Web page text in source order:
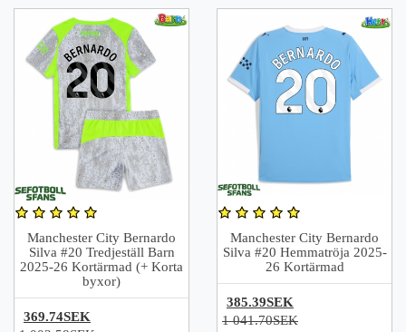
Manchester City Bernardo
Silva #20 Tredjeställ Barn
2025-26 Kortärmad (+ Korta
byxor)
369.74SEK
Manchester City Bernardo
Silva #20 Hemmatröja 2025-
26 Kortärmad
385.39SEK
1 041.70SEK